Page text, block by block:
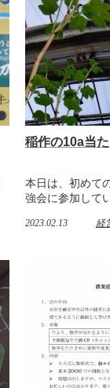
稲作の10a当
本日は、初めて
強会に参加して
2023.02.13 経